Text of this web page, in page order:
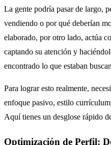
La gente podría pasar de largo,
vendiendo o por qué deberían
elaborado, por otro lado, actúa
captando su atención y
encontrado lo que estaban
Para lograr esto realmente,
enfoque pasivo, estilo
Aquí tienes un desglose rápido
Optimización de Perfil: